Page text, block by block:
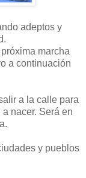
adeptos y
marcha
a continuación
a la calle para
nacer. Será en
y pueblos